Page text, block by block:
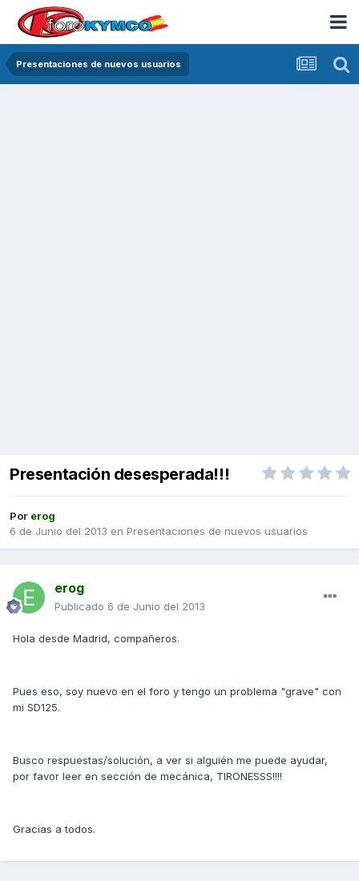
Presentaciones de nuevos usuarios
Presentación desesperada!!!
Por erog
6 de Junio del 2013 en Presentaciones de nuevos usuarios
erog
Publicado 6 de Junio del 2013
Hola desde Madrid, compañeros.
Pues eso, soy nuevo en el foro y tengo un problema "grave" con
mi SD125.
Busco respuestas/solución, a ver si alguién me puede ayudar,
por favor leer en sección de mecánica, TIRONESSS!!!!
Gracias a todos.